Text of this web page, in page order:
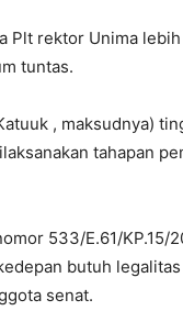
Plt rektor Unima
tuntas.
, maksudnya)
tahapan
533/E.61/KP.15/
butuh
senat.